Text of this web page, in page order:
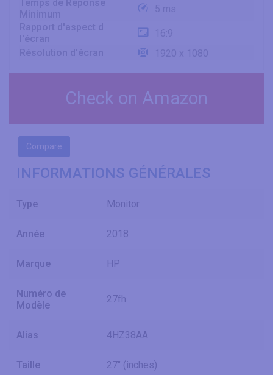
Rapport d'aspect d
l'écran
16:9
Check on Amazon
Compare
INFORMATIONS GÉNÉRALES
Type Monitor
Année 2018
Marque HP
Numéro de
Modèle
27fh
Alias 4HZ38AA
Taille 27" (inches)